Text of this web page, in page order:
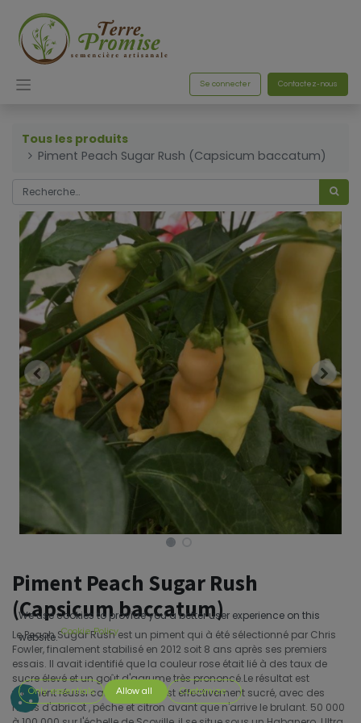
Se connecter Contactez-nous
Tous les produits
Piment Peach Sugar Rush (Capsicum baccatum)
Piment Peach Sugar Rush
(Capsicum baccatum)
Le Peach Sugar Rush est un piment qui à été sélectionné par Chris
Fowler, finalement stabilisé en 2012 soit 8 ans après ses premiers
essais. Il avait identifié que la couleur rose était lié à des taux de
sucre élevé et un goût d'agrume très prononcé.Le résultat est
vraiment réussi car ce piment est effectivement sucré, avec des
notes d'abricot , pêche et citron avant que n'arrive le brulant. 50 000
We use cookies to provide you a better user experience on this
website. Cookie Policy
Only essentials Allow all Customize